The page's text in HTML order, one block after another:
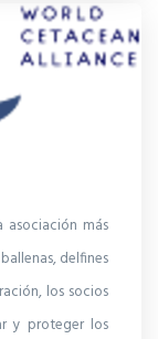
asociación más
delfines
los socios
y proteger los